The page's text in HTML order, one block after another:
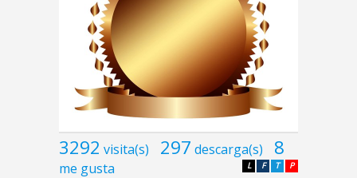
3292 visita(s) 297 descarga(s) 8
me gusta P
T
F
L